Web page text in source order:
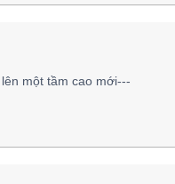
một tầm cao mới---